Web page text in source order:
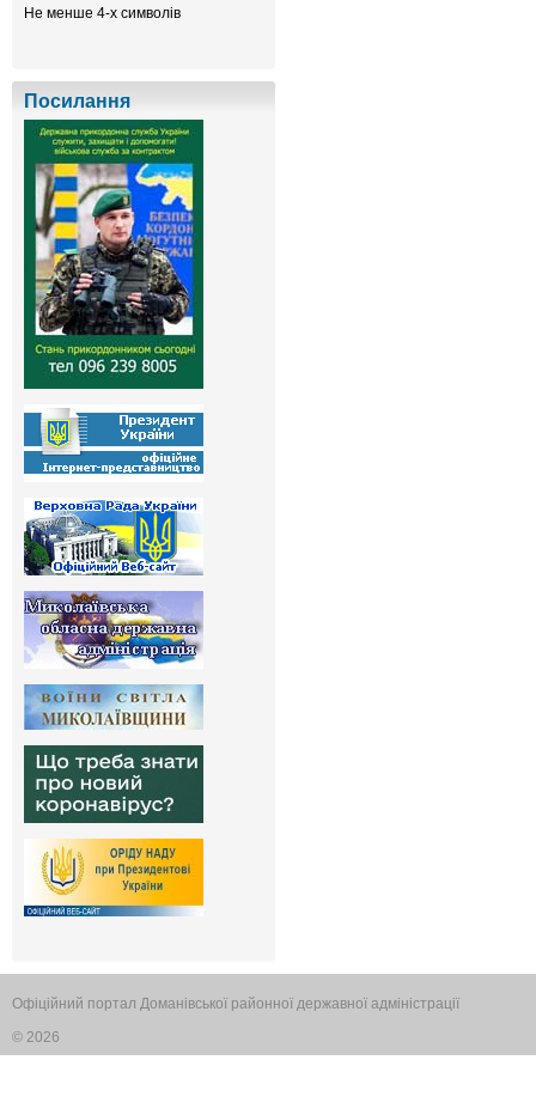
Не менше 4-х символів
Посилання
Офіційний портал Доманівської районної державної адміністрації
© 2026